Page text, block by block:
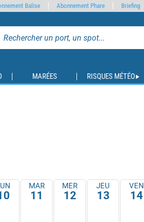
MARÉES RISQUES MÉTÉO
MAR
11
MER
12
JEU
13
VEN
14
Balise Abonnement Phare Briefing